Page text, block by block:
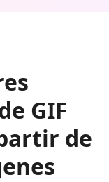
GIF
de